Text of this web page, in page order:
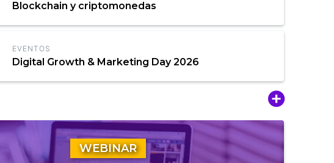
Blockchain y criptomonedas
EVENTOS
Digital Growth & Marketing Day 2026
WEBINAR